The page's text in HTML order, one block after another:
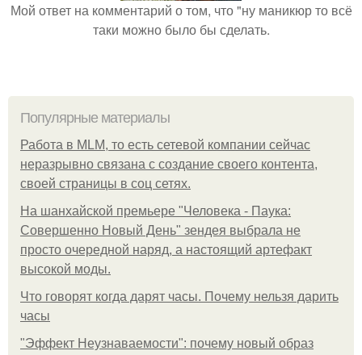
Мой ответ на комментарий о том, что "ну маникюр то всё
таки можно было бы сделать.
Популярные материалы
Работа в MLM, то есть сетевой компании сейчас
неразрывно связана с создание своего контента,
своей страницы в соц сетях.
На шанхайской премьере "Человека - Паука:
Совершенно Новый День" зендея выбрала не
просто очередной наряд, а настоящий артефакт
высокой моды.
Что говорят когда дарят часы. Почему нельзя дарить
часы
"Эффект Неузнаваемости": почему новый образ